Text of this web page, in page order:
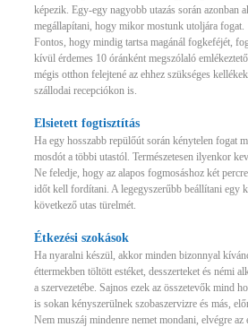
képezik. Egy-egy nagyobb utazás során azonban
megállapítani, hogy mikor mostunk utoljára fogat.
Fontos, hogy mindig tartsa magánál fogkeféjét,
kívül érdemes 10 óránként megszólaló
mégis otthon felejtené az ehhez szükséges
szállodai recepciókon is.
Elsietett fogtisztítás
Ha egy hosszabb repülőút során kénytelen fogat
mosdót a többi utastól. Természetesen ilyenkor
Ne feledje, hogy az alapos fogmosáshoz két
időt kell fordítani. A legegyszerűbb beállítani egy
következő utas türelmét.
Étkezési szokások
Ha nyaralni készül, akkor minden bizonnyal
éttermekben töltött estéket, desszerteket és némi
a szervezetébe. Sajnos ezek az összetevők mind
is sokan kényszerülnek szobaszervizre és más,
Nem muszáj mindenre nemet mondani, elvégre